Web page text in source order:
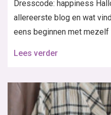
Dresscode: happiness
allereerste blog en wat
eens beginnen met mezelf
Lees verder